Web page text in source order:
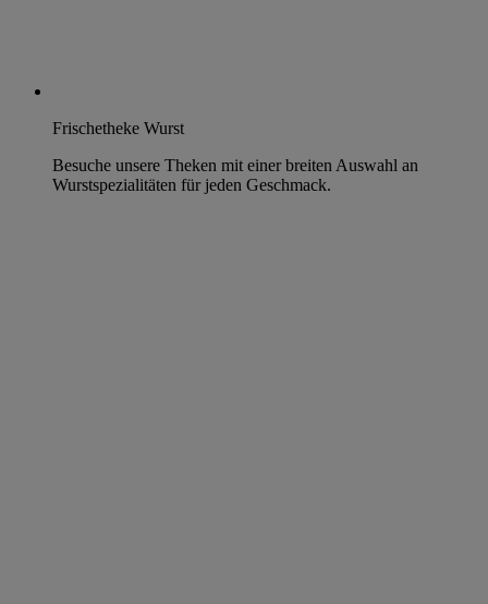
Frischetheke Wurst
Besuche unsere Theken mit einer breiten Auswahl an
Wurstspezialitäten für jeden Geschmack.